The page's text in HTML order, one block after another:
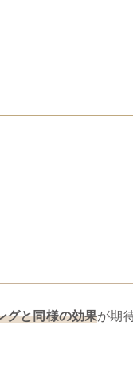
グと同様の効果が期